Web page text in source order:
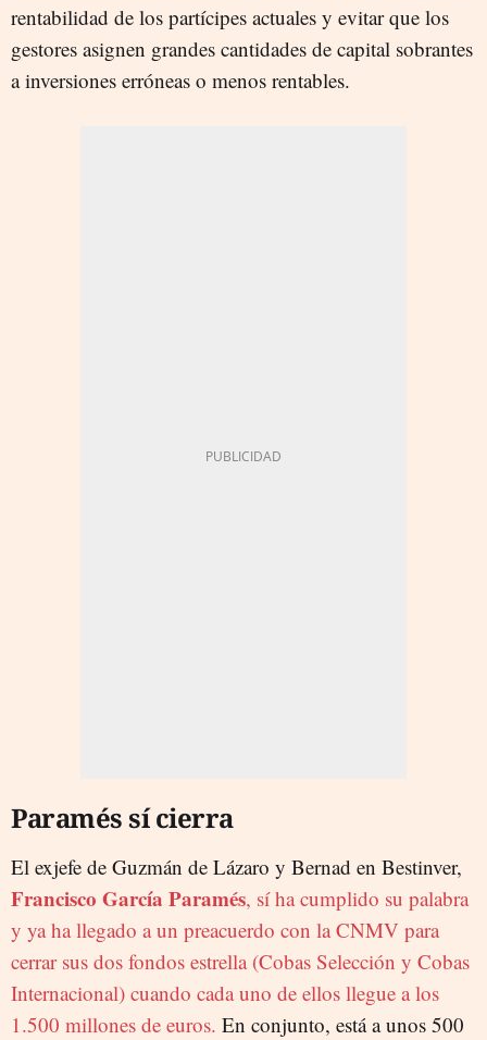
rentabilidad de los partícipes actuales y evitar que los
gestores asignen grandes cantidades de capital sobrantes
a inversiones erróneas o menos rentables.
Paramés sí cierra
El exjefe de Guzmán de Lázaro y Bernad en Bestinver,
Francisco García Paramés, sí ha cumplido su palabra
y ya ha llegado a un preacuerdo con la CNMV para
cerrar sus dos fondos estrella (Cobas Selección y Cobas
Internacional) cuando cada uno de ellos llegue a los
1.500 millones de euros. En conjunto, está a unos 500